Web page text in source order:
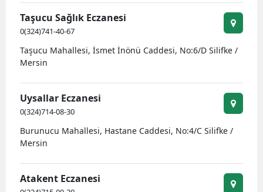
Taşucu Sağlık Eczanesi
0(324)741-40-67
Taşucu Mahallesi, İsmet İnönü Caddesi, No:6/D Silifke /
Mersin
Uysallar Eczanesi
0(324)714-08-30
Burunucu Mahallesi, Hastane Caddesi, No:4/C Silifke /
Mersin
Atakent Eczanesi